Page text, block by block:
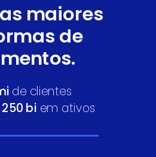
de clientes
250 bi em ativos
maiores
de